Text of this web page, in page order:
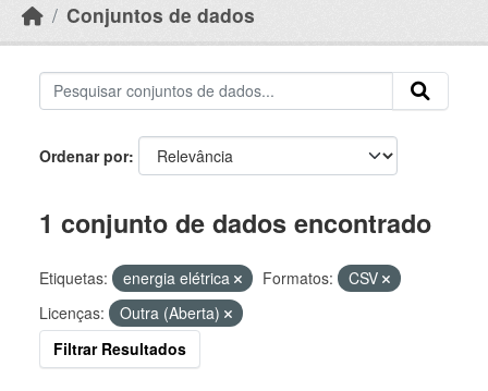
Conjuntos de dados
Ordenar por
1 conjunto de dados encontrado
Etiquetas: energia elétrica Formatos:
CSV
Licenças:
Outra (Aberta)
Filtrar Resultados